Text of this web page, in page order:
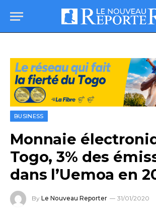
BUSINESS
Monnaie
Togo, 3% des
dans l’Uemoa en
By Le Nouveau Reporter
31/01/2020